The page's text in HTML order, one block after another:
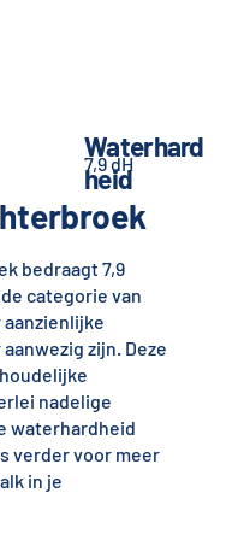
bedraagt 7,9
categorie van
zijn. Deze
nadelige
waterhardheid
verder voor meer
in je
Waterhard
heid
7,9 dH